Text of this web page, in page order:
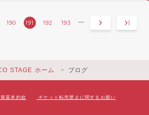
190 191 192 193 •••
STAGE ホーム ブログ
基本約款 チケット転売禁止に関するお願い